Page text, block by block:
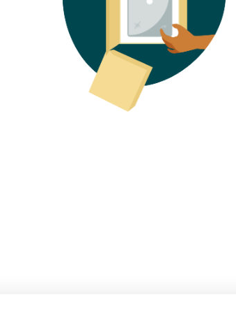
Wie man Kopfhörer online verkauft
Verkaufen Sie Kopfhörer an Kunden weltweit
Wie man T-Shirts online verkauft
Erweitern Sie Ihre T-Shirt-Marke